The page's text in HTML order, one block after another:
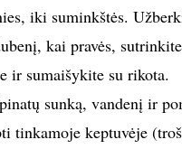
iki suminkštės.
kai pravės,
ir sumaišykite su rikota.
sunką, vandenį ir
tinkamoje keptuvėje